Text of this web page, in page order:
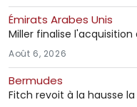
Émirats Arabes Unis
Miller finalise l'acquisition
Août 6, 2026
Bermudes
Fitch revoit à la hausse la